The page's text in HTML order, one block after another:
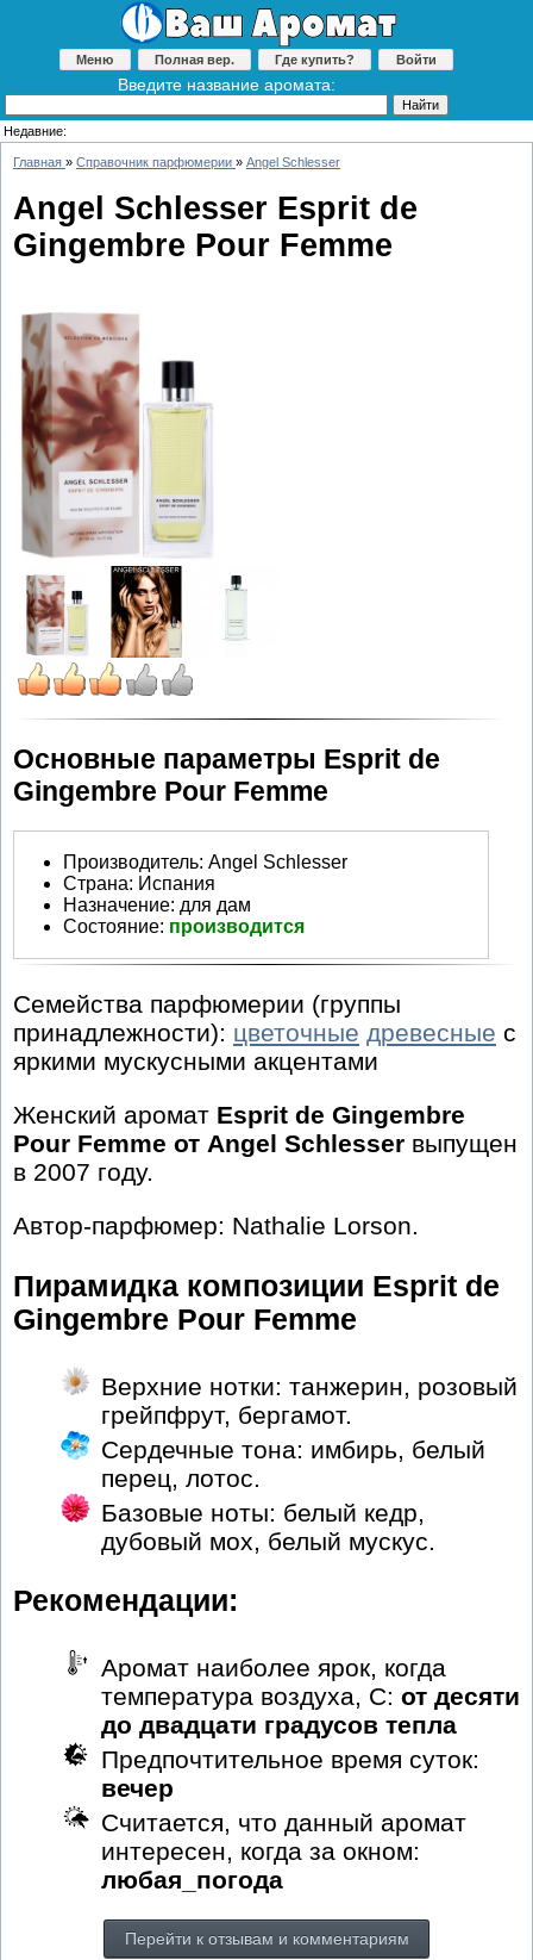
Меню Полная вер. Где купить? Войти
Введите название аромата:
Недавние:
Главная » Справочник парфюмерии » Angel Schlesser
Angel Schlesser Esprit de
Gingembre Pour Femme
Основные параметры Esprit de
Gingembre Pour Femme
Производитель: Angel Schlesser
Страна: Испания
Назначение: для дам
Состояние: производится
Семейства парфюмерии (группы
принадлежности): цветочные древесные с
яркими мускусными акцентами
Женский аромат Esprit de Gingembre
Pour Femme от Angel Schlesser выпущен
в 2007 году.
Автор-парфюмер: Nathalie Lorson.
Пирамидка композиции Esprit de
Gingembre Pour Femme
Верхние нотки: танжерин, розовый
грейпфрут, бергамот.
Сердечные тона: имбирь, белый
перец, лотос.
Базовые ноты: белый кедр,
дубовый мох, белый мускус.
Рекомендации:
Аромат наиболее ярок, когда
температура воздуха, С: от десяти
до двадцати градусов тепла
Предпочтительное время суток:
вечер
Считается, что данный аромат
интересен, когда за окном:
любая_погода
Перейти к отзывам и комментариям